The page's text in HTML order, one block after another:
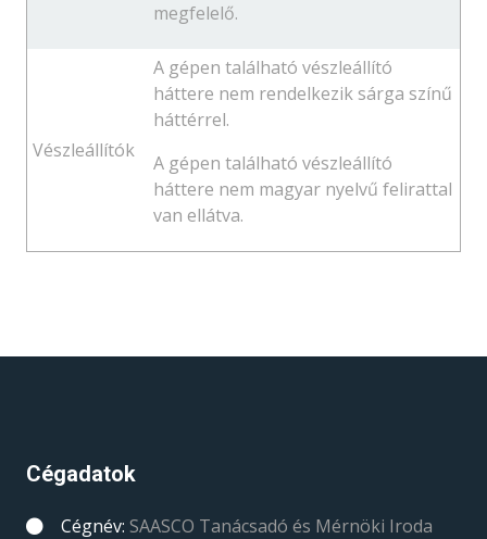
megfelelő.
Vészleállítók
A gépen található vészleállító
háttere nem rendelkezik sárga színű
háttérrel.
A gépen található vészleállító
háttere nem magyar nyelvű felirattal
van ellátva.
Cégadatok
Cégnév: SAASCO Tanácsadó és Mérnöki Iroda